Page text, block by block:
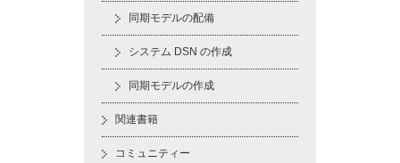
同期モデルの配備
システム DSN の作成
同期モデルの作成
関連書籍
コミュニティー